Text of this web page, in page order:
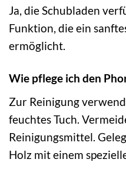
Ja, die Schubladen
Funktion, die ein
ermöglicht.
Wie pflege ich den
Zur Reinigung
feuchtes Tuch.
Reinigungsmittel.
Holz mit einem